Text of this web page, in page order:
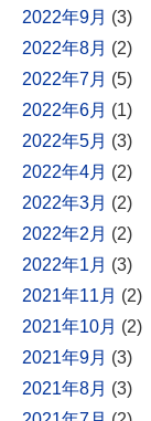
2022年9月 (3)
2022年8月 (2)
2022年7月 (5)
2022年6月 (1)
2022年5月 (3)
2022年4月 (2)
2022年3月 (2)
2022年2月 (2)
2022年1月 (3)
2021年11月 (2)
2021年10月 (2)
2021年9月 (3)
2021年8月 (3)